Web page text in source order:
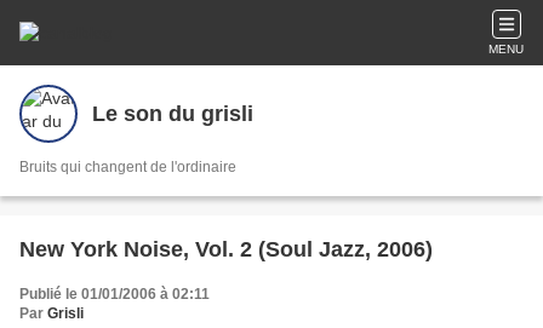
MENU
Le son du grisli
Bruits qui changent de l'ordinaire
New York Noise, Vol. 2 (Soul Jazz, 2006)
Publié le 01/01/2006 à 02:11
Par Grisli